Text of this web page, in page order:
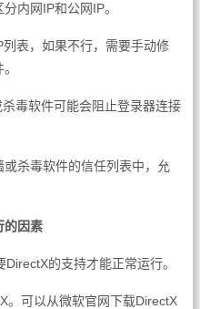
内网IP和公网IP。
表，如果不行，需要手动修
毒软件可能会阻止登录器连接
杀毒软件的信任列表中，允
的因素
的支持才能正常运行。
。可以从微软官网下载DirectX